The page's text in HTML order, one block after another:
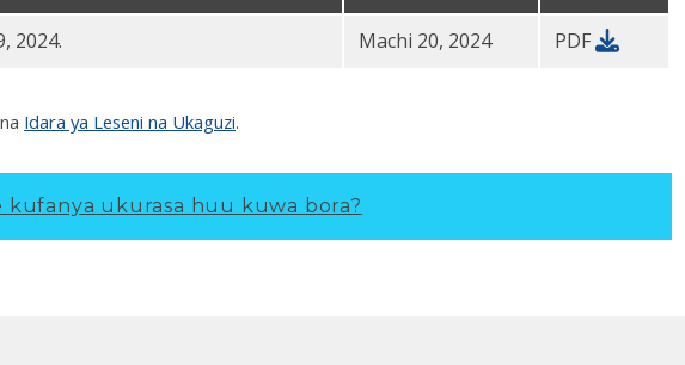
2024. Machi 20, 2024 PDF
Idara ya Leseni na Ukaguzi.
kufanya ukurasa huu kuwa bora?